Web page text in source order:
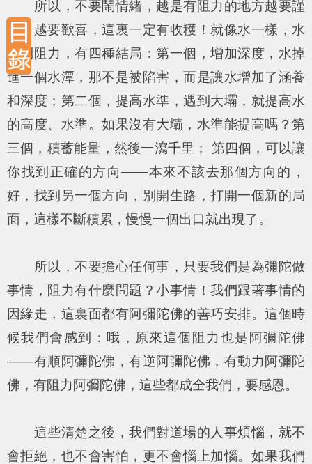
所以，不要鬧情緒，越是有阻力的地方越要謹
慎，越要歡喜，這裏一定有收穫！就像水一樣，水
遇到阻力，有四種結局：第一個，增加深度，水掉
進一個水潭，那不是被陷害，而是讓水增加了涵養
和深度；第二個，提高水準，遇到大壩，就提高水
的高度、水準。如果沒有大壩，水準能提高嗎？第
三個，積蓄能量，然後一瀉千里； 第四個，可以讓
你找到正確的方向——本來不該去那個方向的，
好，找到另一個方向，別開生路，打開一個新的局
面，這樣不斷積累，慢慢一個出口就出現了。
所以，不要擔心任何事，只要我們是為彌陀做
事情，阻力有什麼問題？小事情！我們跟著事情的
因緣走，這裏面都有阿彌陀佛的善巧安排。這個時
候我們會感到：哦，原來這個阻力也是阿彌陀佛
——有順阿彌陀佛，有逆阿彌陀佛，有動力阿彌陀
佛，有阻力阿彌陀佛，這些都成全我們，要感恩。
這些清楚之後，我們對道場的人事煩惱，就不
會拒絕，也不會害怕，更不會惱上加惱。如果我們